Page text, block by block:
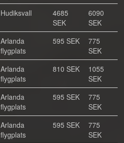
Hudiksvall
4685
SEK
6090
SEK
Arlanda
flygplats
595 SEK
775
SEK
Arlanda
flygplats
810 SEK
1055
SEK
Arlanda
flygplats
595 SEK
775
SEK
Arlanda
flygplats
595 SEK
775
SEK